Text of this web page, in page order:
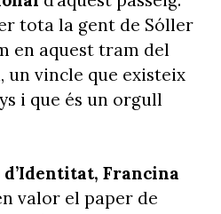
tota la gent de Sóller
en aquest tram del
un vincle que existeix
i que és un orgull
Francina
valor el paper de